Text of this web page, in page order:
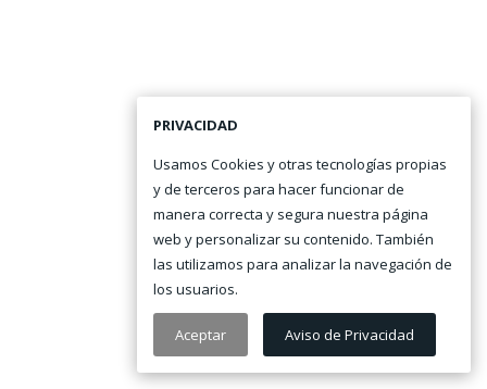
PRIVACIDAD
Usamos Cookies y otras tecnologías propias
y de terceros para hacer funcionar de
manera correcta y segura nuestra página
web y personalizar su contenido. También
las utilizamos para analizar la navegación de
los usuarios.
Aceptar Aviso de Privacidad